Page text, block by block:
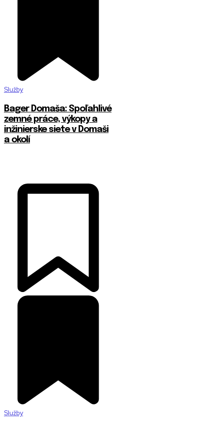
Služby
Bager Domaša: Spoľahlivé
zemné práce, výkopy a
inžinierske siete v Domaši
a okolí
Služby